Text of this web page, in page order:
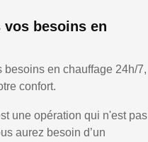
vos besoins en
en chauffage 24h/7,
confort.
une opération qui n'est pas
aurez besoin d’un